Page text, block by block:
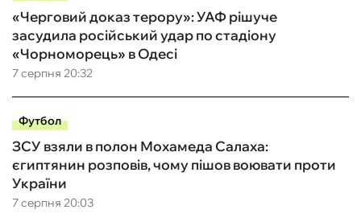
7 серпня 20:32
«Черговий доказ терору»: УАФ рішуче
засудила російський удар по стадіону
«Чорноморець» в Одесі
Футбол
7 серпня 20:03
ЗСУ взяли в полон Мохамеда Салаха:
єгиптянин розповів, чому пішов воювати проти
України